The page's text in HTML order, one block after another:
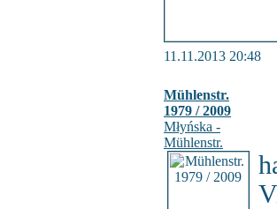
11.11.2013 20:48
Mühlenstr.
1979 / 2009
Młyńska -
Mühlenstr.